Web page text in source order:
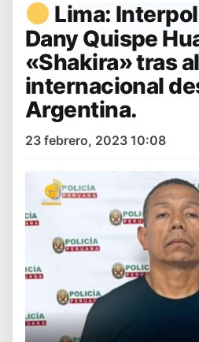
Lima:
Dany Quispe
«Shakira» tras
internacional
Argentina.
23 febrero, 2023 10:08